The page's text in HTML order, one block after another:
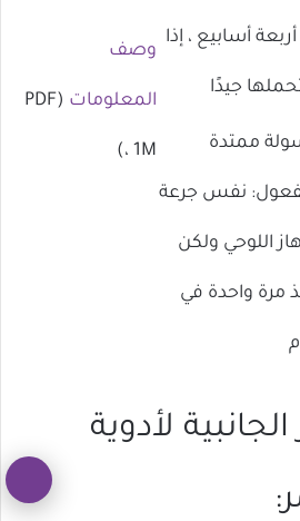
أسابيع ، إذا
جيدًا
ممتدة
نفس جرعة
اللوحي ولكن
مرة واحدة في
وصف
المعلومات (PDF
، 1M)
الجانبية لأدوية
زر